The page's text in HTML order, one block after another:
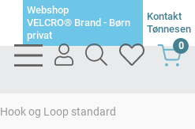
Webshop
VELCRO® Brand - Børn
privat
Kontakt
Tønnesen
bars
light
user
searchheart 0
Hook og Loop standard